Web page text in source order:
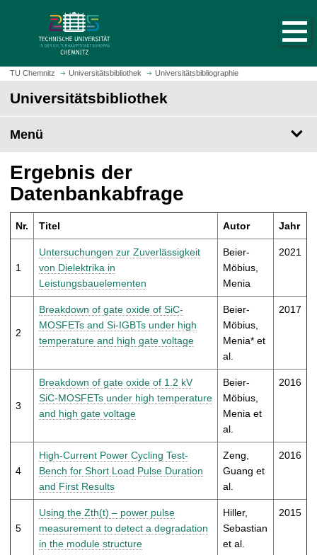
z
m
t
e
i
t
u
f
u
f
n
TU Chemnitz Universitätsbibliothek Universitätsbibliographie
Universitätsbibliothek
Menü
Ergebnis der
Datenbankabfrage
Nr. Titel Autor Jahr
1
Untersuchungen zur Zuverlässigkeit
von Dielektrika in
Leistungsbauelementen
Beier-
Möbius,
Menia
2021
2
Breakdown of gate oxide of SiC-
MOSFETs and Si-IGBTs under high
temperature and high gate voltage
Beier-
Möbius,
Menia* et
al.
2017
3
Breakdown of gate oxide of 1.2 kV
SiC-MOSFETs under high temperature
and high gate voltage
Beier-
Möbius,
Menia et
al.
2016
4
High-Current Power Cycling Test-
Bench for Short Load Pulse Duration
and First Results
Zeng,
Guang et
al.
2016
5
Using the Zth(t) – power pulse
measurement to detect a degradation
in the module structure
Hiller,
Sebastian
et al.
2015